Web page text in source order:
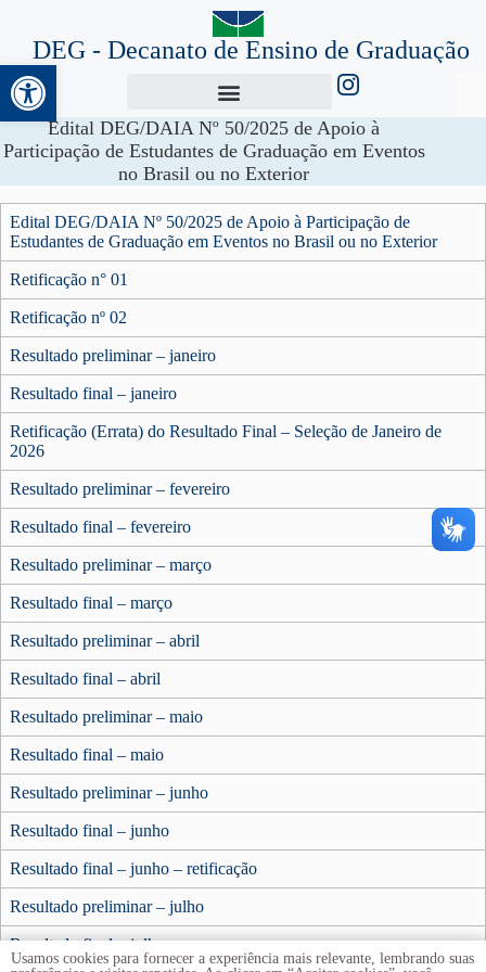
Abrir a barra de ferramentas
DEG - Decanato de Ensino de Graduação
Edital DEG/DAIA Nº 50/2025 de Apoio à
Participação de Estudantes de Graduação em Eventos
no Brasil ou no Exterior
Edital DEG/DAIA Nº 50/2025 de Apoio à Participação de
Estudantes de Graduação em Eventos no Brasil ou no Exterior
Retificação n° 01
Retificação nº 02
Resultado preliminar – janeiro
Resultado final – janeiro
Retificação (Errata) do Resultado Final – Seleção de Janeiro de
2026
Resultado preliminar – fevereiro
Resultado final – fevereiro
Resultado preliminar – março
Resultado final – março
Resultado preliminar – abril
Resultado final – abril
Resultado preliminar – maio
Resultado final – maio
Resultado preliminar – junho
Resultado final – junho
Resultado final – junho – retificação
Resultado preliminar – julho
Resultado final – julho
Usamos cookies para fornecer a experiência mais relevante, lembrando suas